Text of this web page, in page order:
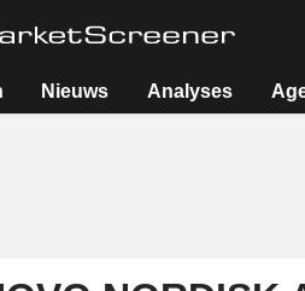
Nieuws Analyses